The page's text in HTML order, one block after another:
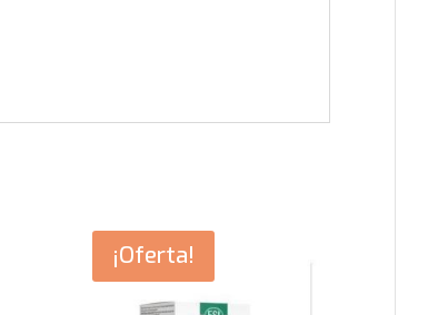
¡Oferta!